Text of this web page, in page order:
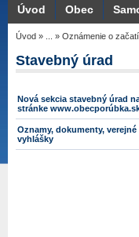
Úvod Obec
Úvod » » Oznámenie o
Stavebný úrad
Nová sekcia stavebný úrad
stránke
Oznamy, dokumenty, verejné
vyhlášky